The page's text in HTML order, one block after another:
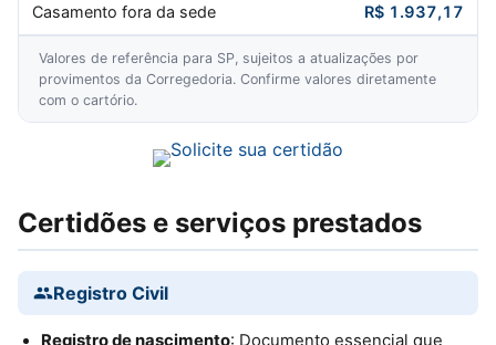
Casamento fora da sede R$ 1.937,17
Valores de referência para SP, sujeitos a atualizações por
provimentos da Corregedoria. Confirme valores diretamente
com o cartório.
Certidões e serviços prestados
Registro Civil
Registro de nascimento: Documento essencial que